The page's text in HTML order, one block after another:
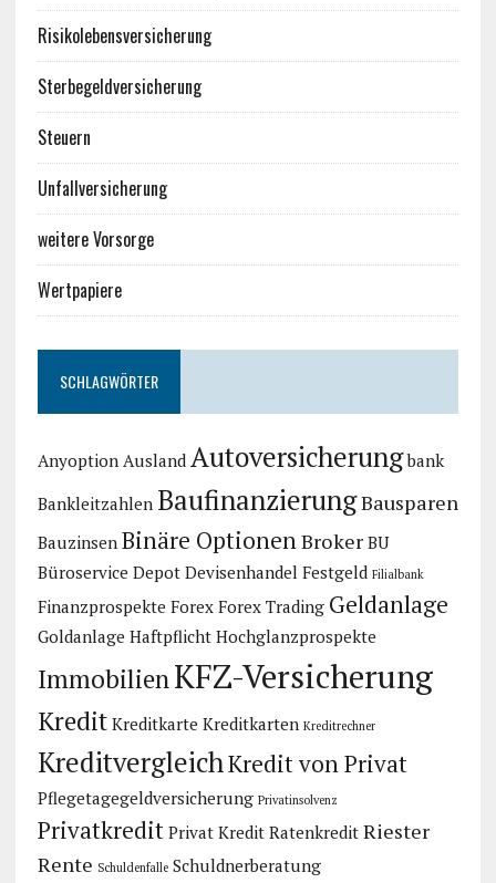
Risikolebensversicherung
Sterbegeldversicherung
Steuern
Unfallversicherung
weitere Vorsorge
Wertpapiere
SCHLAGWÖRTER
Anyoption Ausland Autoversicherung bank
Bankleitzahlen BaufinanzierungBausparen
Bauzinsen Binäre OptionenBroker BU
Büroservice Depot Devisenhandel Festgeld Filialbank
Finanzprospekte Forex Forex Trading Geldanlage
Goldanlage Haftpflicht Hochglanzprospekte
ImmobilienKFZ-Versicherung
Kredit Kreditkarte Kreditkarten Kreditrechner
KreditvergleichKredit von Privat
Pflegetagegeldversicherung Privatinsolvenz
Privatkredit Privat Kredit Ratenkredit Riester
Rente Schuldenfalle Schuldnerberatung